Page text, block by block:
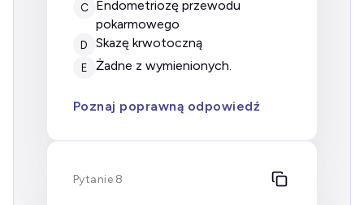
C
endometriozę przewodu
pokarmowego
D skazę krwotoczną
E żadne z wymienionych.
Poznaj poprawną odpowiedź
Pytanie 8